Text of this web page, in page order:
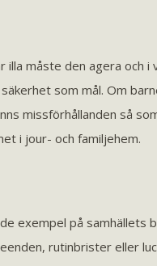
måste den agera och i
som mål. Om
missförhållanden så
i jour- och familjehem.
exempel på samhällets
rutinbrister eller